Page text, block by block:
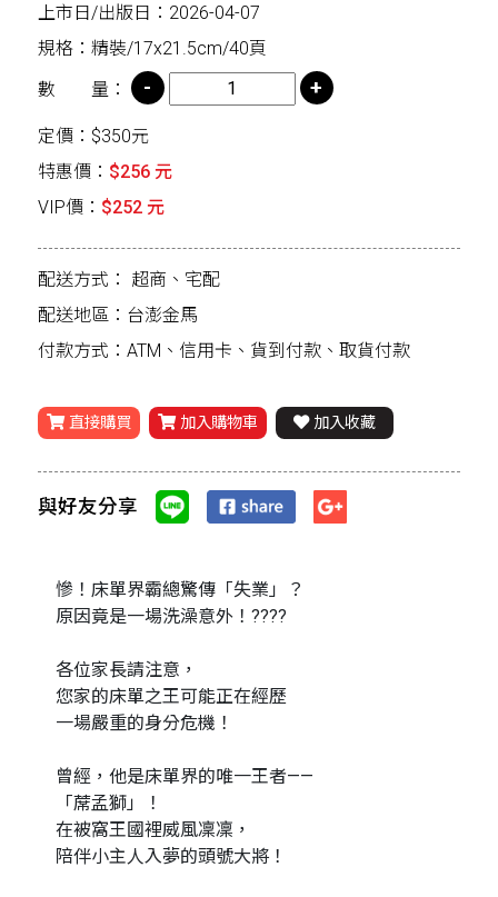
上市日/出版日：2026-04-07
規格：精裝/17x21.5cm/40頁
數 量：
定價：$350元
特惠價： $256 元
VIP價： $252 元
配送方式： 超商、宅配
配送地區：台澎金馬
付款方式：ATM、信用卡、貨到付款、取貨付款
直接購買 加入購物車 加入收藏
與好友分享
慘！床單界霸總驚傳「失業」？
原因竟是一場洗澡意外！????
各位家長請注意，
您家的床單之王可能正在經歷
一場嚴重的身分危機！
曾經，他是床單界的唯一王者——
「蓆孟獅」！
在被窩王國裡威風凜凜，
陪伴小主人入夢的頭號大將！